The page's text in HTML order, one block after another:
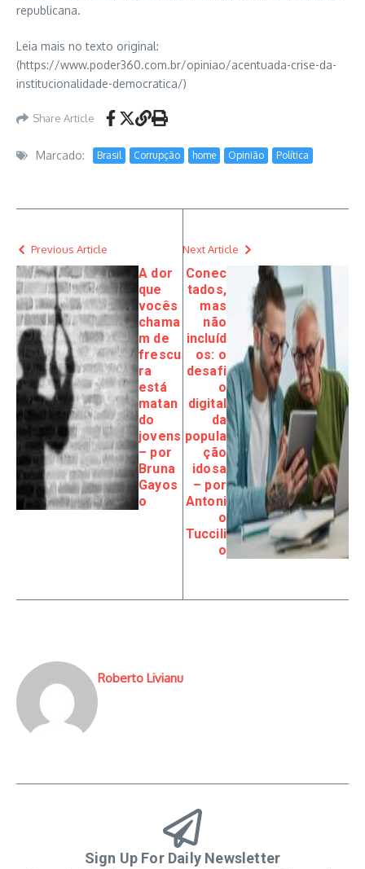
republicana.
Leia mais no texto original:
(https://www.poder360.com.br/opiniao/acentuada-crise-da-
institucionalidade-democratica/)
Share Article
Marcado: Brasil Corrupção home Opinião Política
Previous Article
A dor
que
vocês
chama
m de
frescu
ra
está
matan
do
jovens
– por
Bruna
Gayos
o
Next Article
Conec
tados,
mas
não
incluíd
os: o
desafi
o
digital
da
popula
ção
idosa
– por
Antoni
o
Tuccili
o
Roberto Livianu
Sign Up For Daily Newsletter